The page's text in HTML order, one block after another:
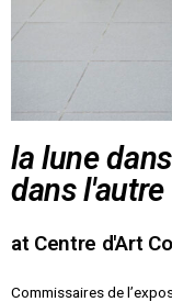
la lune
dans l'autre
at Centre d'Art
Commissaires de